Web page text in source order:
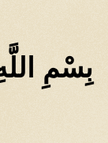
بِسْمِ